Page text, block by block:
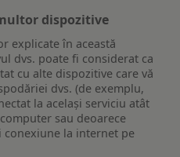
dispozitive
explicate în această
dvs. poate fi considerat ca
cu alte dispozitive care vă
dvs. (de exemplu,
la același serviciu atât
sau deoarece
conexiune la internet pe